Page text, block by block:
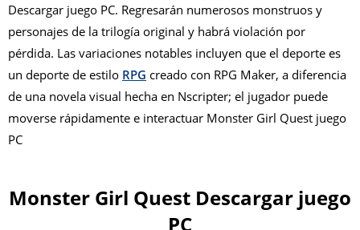
Descargar juego PC. Regresarán numerosos monstruos y
personajes de la trilogía original y habrá violación por
pérdida. Las variaciones notables incluyen que el deporte es
un deporte de estilo RPG creado con RPG Maker, a diferencia
de una novela visual hecha en Nscripter; el jugador puede
moverse rápidamente e interactuar Monster Girl Quest juego
PC
Monster Girl Quest Descargar juego
PC